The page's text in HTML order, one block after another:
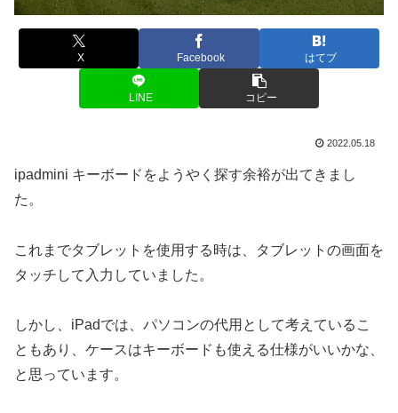
X Facebook はてブ
LINE コピー
2022.05.18
ipadmini キーボードをようやく探す余裕が出てきまし
た。
これまでタブレットを使用する時は、タブレットの画面を
タッチして入力していました。
しかし、iPadでは、パソコンの代用として考えているこ
ともあり、ケースはキーボードも使える仕様がいいかな、
と思っています。